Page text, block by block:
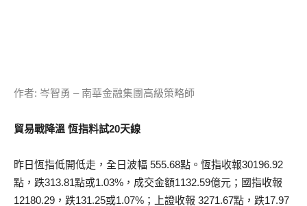
作者: 岑智勇 – 南華金融集團高級策略師
貿易戰降溫 恆指料試20天線
昨日恆指低開低走，全日波幅 555.68點。恆指收報30196.92
點，跌313.81點或1.03%，成交金額1132.59億元；國指收報
12180.29，跌131.25或1.07%；上證收報 3271.67點，跌17.97